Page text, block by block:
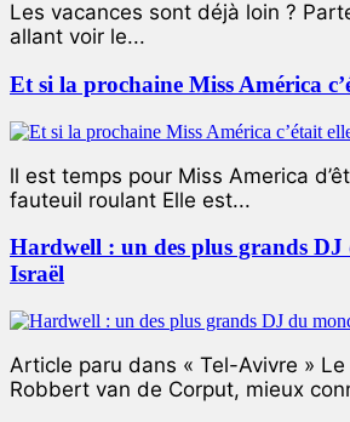
Les vacances sont déjà loin ?
allant voir le...
Et si la prochaine Miss América
ll est temps pour Miss America
fauteuil roulant Elle est...
Hardwell : un des plus grands DJ
Israël
Article paru dans « Tel-Avivre »
Robbert van de Corput, mieux